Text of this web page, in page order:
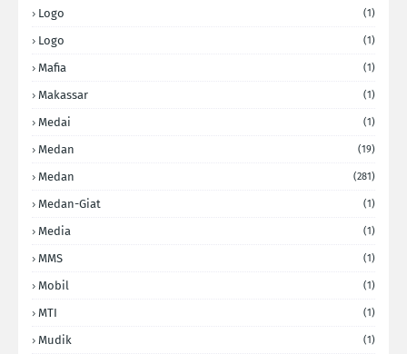
Logo (1)
Logo (1)
Mafia (1)
Makassar (1)
Medai (1)
Medan (19)
Medan (281)
Medan-Giat (1)
Media (1)
MMS (1)
Mobil (1)
MTI (1)
Mudik (1)